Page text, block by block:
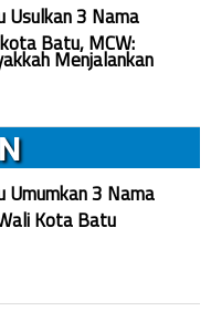
Usulkan 3 Nama
Batu, MCW:
Menjalankan
Umumkan 3 Nama
Kota Batu